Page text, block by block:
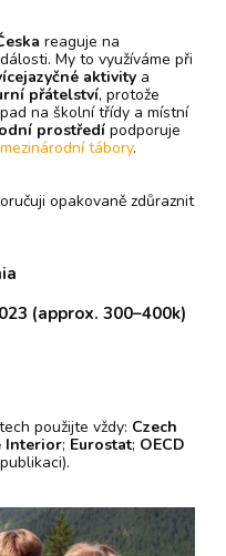
reaguje na
My to využíváme při
aktivity a
přátelství, protože
na školní třídy a místní
prostředí podporuje
mezinárodní tábory.
opakovaně zdůraznit
(approx. 300–400k)
použijte vždy: Czech
Interior; Eurostat; OECD